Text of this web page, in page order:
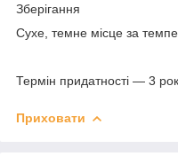
Зберігання
Сухе, темне місце за
Термін придатності — 3
Приховати